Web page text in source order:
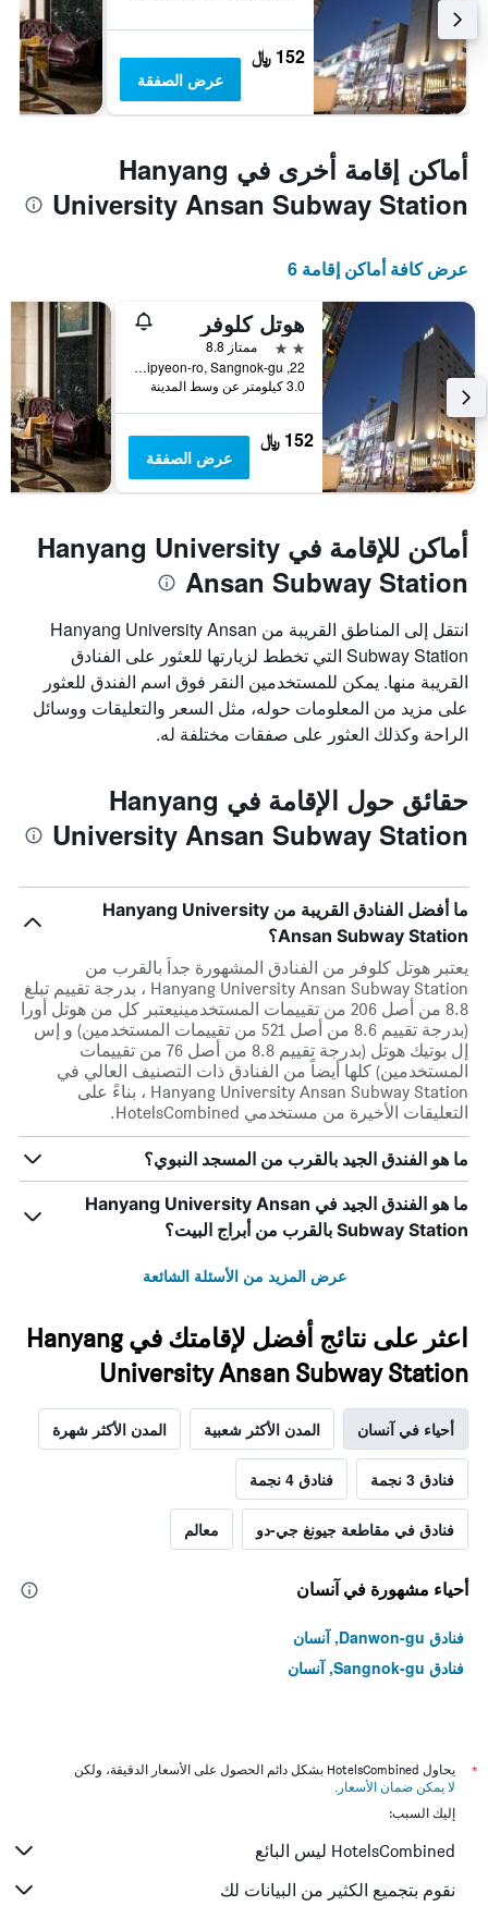
152 ﷼
عرض الصفقة
أماكن إقامة أخرى في Hanyang
University Ansan Subway Station
عرض كافة أماكن إقامة 6
هوتل كلوفر
2 نجمتين
ممتاز 8.8
22, Yangjipyeon-ro, Sangnok-gu, آنسان, كوريا الجنوبية
3.0 كيلومتر عن وسط المدينة
152 ﷼
عرض الصفقة
أماكن للإقامة في Hanyang University
Ansan Subway Station
انتقل إلى المناطق القريبة من Hanyang University Ansan
Subway Station التي تخطط لزيارتها للعثور على الفنادق
القريبة منها. يمكن للمستخدمين النقر فوق اسم الفندق للعثور
على مزيد من المعلومات حوله، مثل السعر والتعليقات ووسائل
الراحة وكذلك العثور على صفقات مختلفة له.
حقائق حول الإقامة في Hanyang
University Ansan Subway Station
ما أفضل الفنادق القريبة من Hanyang University
Ansan Subway Station؟
يعتبر هوتل كلوفر من الفنادق المشهورة جداً بالقرب من
Hanyang University Ansan Subway Station ، بدرجة تقييم تبلغ
8.8 من أصل 206 من تقييمات المستخدمينيعتبر كل من هوتل أورا
(بدرجة تقييم 8.6 من أصل 521 من تقييمات المستخدمين) و إس
إل بوتيك هوتل (بدرجة تقييم 8.8 من أصل 76 من تقييمات
المستخدمين) كلها أيضاً من الفنادق ذات التصنيف العالي في
Hanyang University Ansan Subway Station ، بناءً على
التعليقات الأخيرة من مستخدمي HotelsCombined.
ما هو الفندق الجيد بالقرب من المسجد النبوي؟
ما هو الفندق الجيد في Hanyang University Ansan
Subway Station بالقرب من أبراج البيت؟
عرض المزيد من الأسئلة الشائعة
اعثر على نتائج أفضل لإقامتك في Hanyang
University Ansan Subway Station
أحياء في آنسان المدن الأكثر شعبية المدن الأكثر شهرة
فنادق 3 نجمة فنادق 4 نجمة
فنادق في مقاطعة جيونغ جي-دو معالم
أحياء مشهورة في آنسان
فنادق Danwon-gu, آنسان
فنادق Sangnok-gu, آنسان
*
يحاول HotelsCombined بشكل دائم الحصول على الأسعار الدقيقة، ولكن
لا يمكن ضمان الأسعار .
إليك السبب:
HotelsCombined ليس البائع
نقوم بتجميع الكثير من البيانات لك